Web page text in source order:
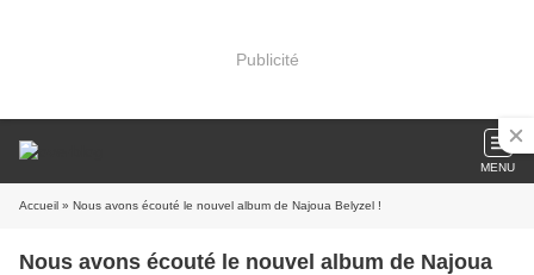
Publicité
MENU
Accueil » Nous avons écouté le nouvel album de Najoua Belyzel !
Nous avons écouté le nouvel album de Najoua